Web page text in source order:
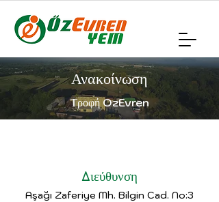
Ανακοίνωση
Τροφή OzEvren
Διεύθυνση
Aşağı Zaferiye Mh. Bilgin Cad. No:3